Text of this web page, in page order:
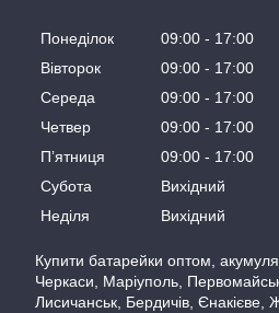
Понеділок 09:00
17:00
Вівторок
09:00
17:00
Середа
09:00
17:00
Четвер
09:00
17:00
Пʼятниця
09:00
17:00
Субота
Вихідний
Неділя
Вихідний
Купити батарейки оптом,
Черкаси, Маріуполь,
Лисичанськ, Бердичів, Єнакієве,